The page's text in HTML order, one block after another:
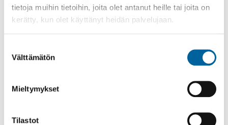
tietoja muihin tietoihin, joita olet antanut heille tai joita on
kerätty, kun olet käyttänyt heidän palvelujaan.
valinta
Välttämätön
Mieltymykset
Tilastot